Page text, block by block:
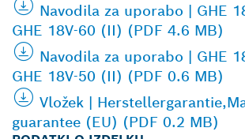
Navodila za uporabo | GHE
GHE 18V-60 (II) (PDF 4.6 MB)
Navodila za uporabo | GHE
GHE 18V-50 (II) (PDF 0.6 MB)
Vložek |
guarantee (EU) (PDF 0.2 MB)